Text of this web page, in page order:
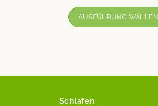
AUSFÜHRUNG WÄHLEN
Schlafen